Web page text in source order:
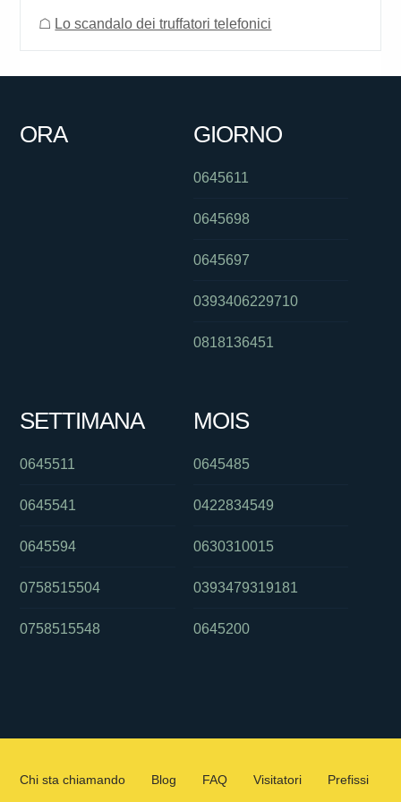
☖ Lo scandalo dei truffatori telefonici
ORA GIORNO
0645611
0645698
0645697
0393406229710
0818136451
SETTIMANA
0645511
0645541
0645594
0758515504
0758515548
MOIS
0645485
0422834549
0630310015
0393479319181
0645200
Chi sta chiamando Blog FAQ Visitatori
Prefissi